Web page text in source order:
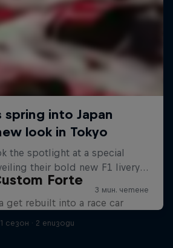
Forte
get rebuilt into a race car
1 сезон · 2 епизоди